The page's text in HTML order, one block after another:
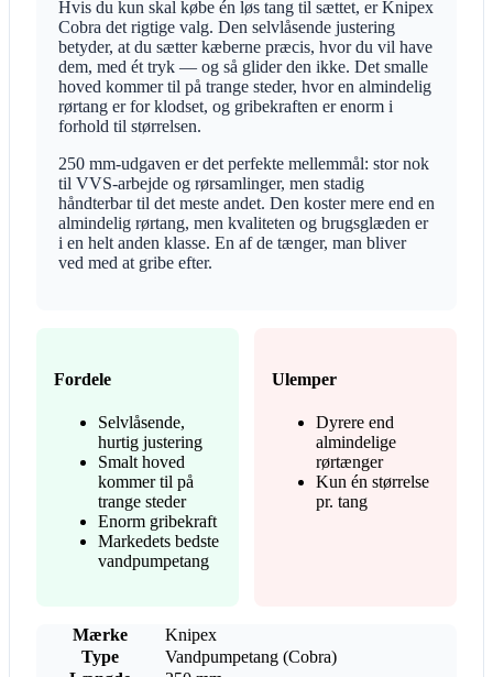
Hvis du kun skal købe én løs tang til sættet, er Knipex
Cobra det rigtige valg. Den selvlåsende justering
betyder, at du sætter kæberne præcis, hvor du vil have
dem, med ét tryk — og så glider den ikke. Det smalle
hoved kommer til på trange steder, hvor en almindelig
rørtang er for klodset, og gribekraften er enorm i
forhold til størrelsen.
250 mm-udgaven er det perfekte mellemmål: stor nok
til VVS-arbejde og rørsamlinger, men stadig
håndterbar til det meste andet. Den koster mere end en
almindelig rørtang, men kvaliteten og brugsglæden er
i en helt anden klasse. En af de tænger, man bliver
ved med at gribe efter.
Fordele
Selvlåsende,
hurtig justering
Smalt hoved
kommer til på
trange steder
Enorm gribekraft
Markedets bedste
vandpumpetang
Ulemper
Dyrere end
almindelige
rørtænger
Kun én størrelse
pr. tang
Mærke
Knipex
Type
Vandpumpetang (Cobra)